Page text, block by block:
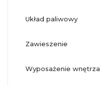
układ paliwowy
zawieszenie
wyposażenie wnętrza